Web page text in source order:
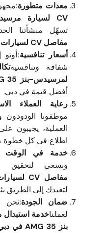
معدات متطورة:
CV لسيارة مرسيدس-بنز 35 AMG
تسهّل منشأتنا
مفاصل CV لسيارات مرسيدس-بنز 35 AMG
أسعار تنافسية:
شفافة وتنافسية
لمرسيدس-بنز 35 AMG
أفضل قيمة في دبي.
رعاية العملاء
موظفونا الودودون
العملية، يجيبون
اطلاع في كل خطوة
خدمة في الوقت
ونسعى لتحقيق
مفاصل CV لسيارات مرسيدس-بنز 35 AMG
لتعيدك إلى الطريق
ضمان الجودة:نحن
لعملنا
بنز 35 AMG في دبي